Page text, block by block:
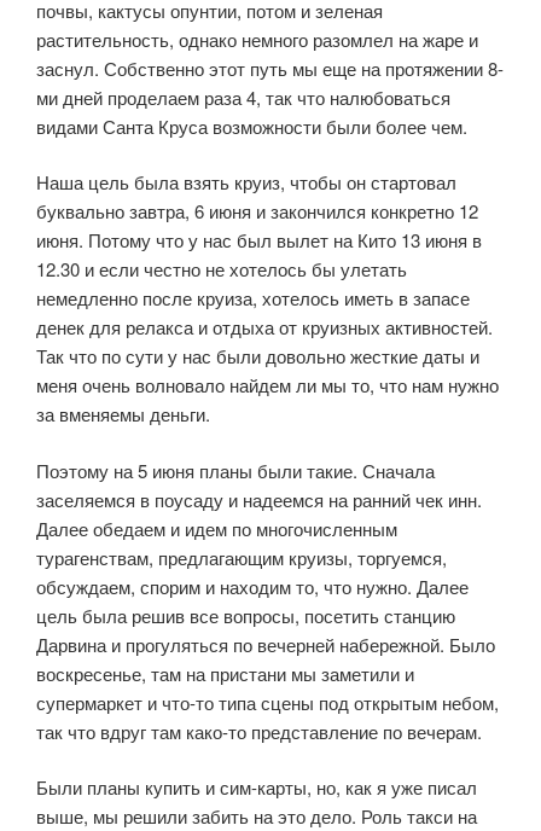
почвы, кактусы опунтии, потом и зеленая
растительность, однако немного разомлел на жаре и
заснул. Собственно этот путь мы еще на протяжении 8-
ми дней проделаем раза 4, так что налюбоваться
видами Санта Круса возможности были более чем.
Наша цель была взять круиз, чтобы он стартовал
буквально завтра, 6 июня и закончился конкретно 12
июня. Потому что у нас был вылет на Кито 13 июня в
12.30 и если честно не хотелось бы улетать
немедленно после круиза, хотелось иметь в запасе
денек для релакса и отдыха от круизных активностей.
Так что по сути у нас были довольно жесткие даты и
меня очень волновало найдем ли мы то, что нам нужно
за вменяемы деньги.
Поэтому на 5 июня планы были такие. Сначала
заселяемся в поусаду и надеемся на ранний чек инн.
Далее обедаем и идем по многочисленным
турагенствам, предлагающим круизы, торгуемся,
обсуждаем, спорим и находим то, что нужно. Далее
цель была решив все вопросы, посетить станцию
Дарвина и прогуляться по вечерней набережной. Было
воскресенье, там на пристани мы заметили и
супермаркет и что-то типа сцены под открытым небом,
так что вдруг там како-то представление по вечерам.
Были планы купить и сим-карты, но, как я уже писал
выше, мы решили забить на это дело. Роль такси на